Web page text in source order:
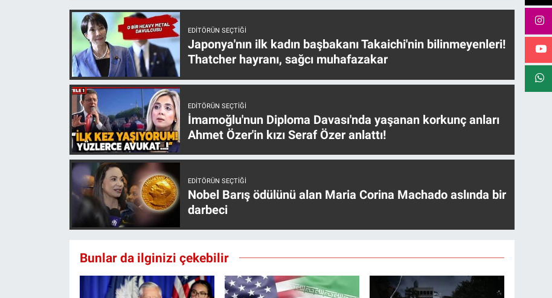
EDITÖRÜN SEÇTIĞI
Japonya'nın ilk kadın başbakanı Takaichi'nin bilinmeyenleri!
Thatcher hayranı, sağcı muhafazakar
EDITÖRÜN SEÇTIĞI
İmamoğlu'nun Diploma Davası'nda yaşanan korkunç anları
Ahmet Özer'in kızı Seraf Özer anlattı!
EDITÖRÜN SEÇTIĞI
Nobel Barış ödülünü alan Maria Corina Machado aslında bir
darbeci
Bunlar da ilginizi çekebilir
Teknoloji
Türkiye'nin Geleceği
Türkiye'nin Gündemi
Yerel Gündem
Yerel Yaşam
Canlı Yayın